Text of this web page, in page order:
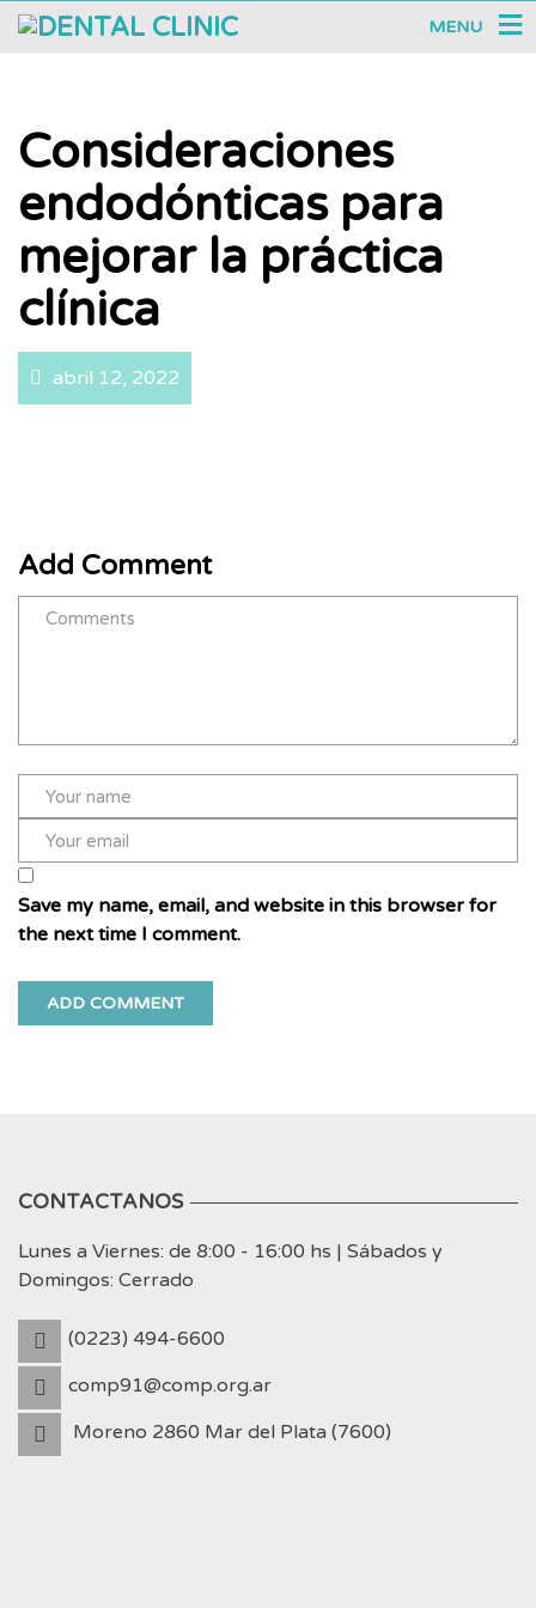
MENU
Consideraciones
endodónticas para
mejorar la práctica
clínica
abril 12, 2022
Add Comment
Save my name, email, and website in this browser for
the next time I comment.
CONTACTANOS
Lunes a Viernes: de 8:00 - 16:00 hs | Sábados y
Domingos: Cerrado
(0223) 494-6600
comp91@comp.org.ar
Moreno 2860 Mar del Plata (7600)